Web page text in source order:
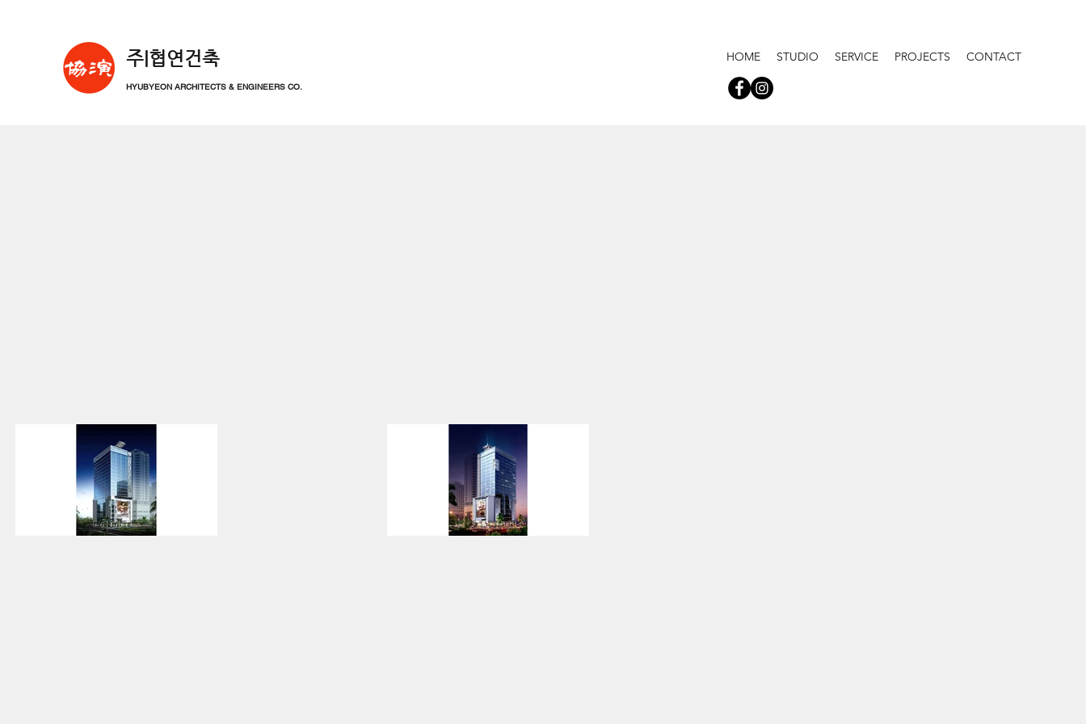
​주|협연건축
HYUBYEON ARCHITECTS & ENGINEERS CO.
HOME STUDIO SERVICE PROJECTS CONTACT